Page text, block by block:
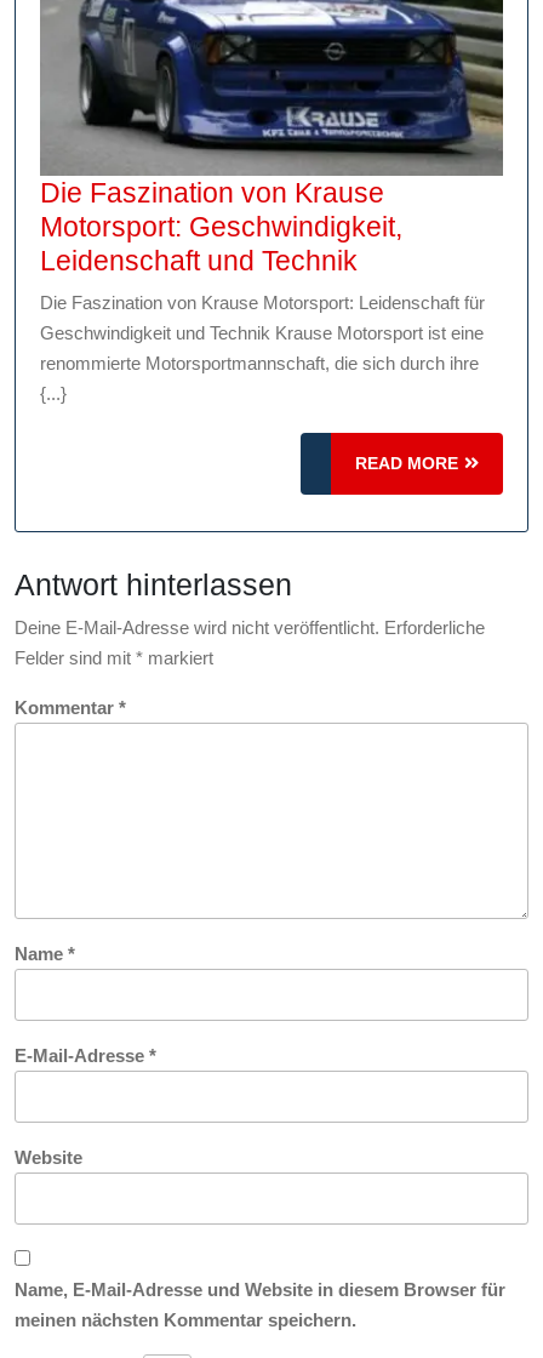
Die Faszination von Krause
Motorsport: Geschwindigkeit,
Leidenschaft und Technik
Faszination
von
Krause
Leidenschaft
und
Technik
Die Faszination von Krause Motorsport: Leidenschaft für
Geschwindigkeit und Technik Krause Motorsport ist eine
renommierte Motorsportmannschaft, die sich durch ihre
{...}
READ MORE
READ
MORE
Antwort hinterlassen
Deine E-Mail-Adresse wird nicht veröffentlicht. Erforderliche
Felder sind mit * markiert
Kommentar *
Name *
E-Mail-Adresse *
Website
Name, E-Mail-Adresse und Website in diesem Browser für
meinen nächsten Kommentar speichern.